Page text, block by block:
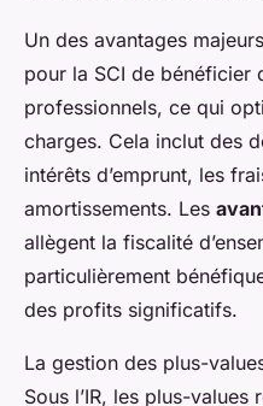
Un des avantages
pour la SCI de bénéficier
professionnels, ce qui
charges. Cela inclut des
intérêts d’emprunt, les
amortissements. Les
allègent la fiscalité
particulièrement
des profits significatifs.
La gestion des plus-
Sous l’IR, les plus-values